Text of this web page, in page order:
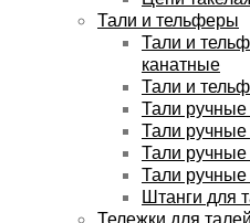
Тали и тельферы
Тали и
канатные
Тали и
Тали
Тали
Тали
Тали
Штанги для
Тележки для талей